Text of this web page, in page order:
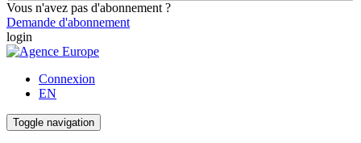
Vous n'avez pas d'abonnement ?
Demande d'abonnement
login
Connexion
EN
Toggle navigation